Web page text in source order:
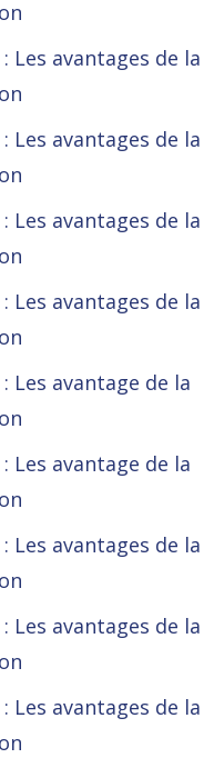
: Les avantages de la
: Les avantages de la
: Les avantages de la
: Les avantages de la
: Les avantage de la
: Les avantage de la
: Les avantages de la
: Les avantages de la
: Les avantages de la